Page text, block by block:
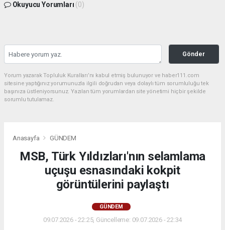
Okuyucu Yorumları (0)
Gönder
Yorum yazarak Topluluk Kuralları’nı kabul etmiş bulunuyor ve haber111.com
sitesine yaptığınız yorumunuzla ilgili doğrudan veya dolaylı tüm sorumluluğu tek
başınıza üstleniyorsunuz. Yazılan tüm yorumlardan site yönetimi hiçbir şekilde
sorumlu tutulamaz.
Anasayfa GÜNDEM
MSB, Türk Yıldızları'nın selamlama
uçuşu esnasındaki kokpit
görüntülerini paylaştı
GÜNDEM
09.07.2026 - 22:25, Güncelleme: 09.07.2026 - 22:34